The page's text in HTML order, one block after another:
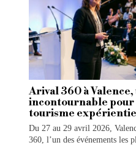
Arival 360 à
incontournable
tourisme
Du 27 au 29 avril 2026,
360, l’un des événements les